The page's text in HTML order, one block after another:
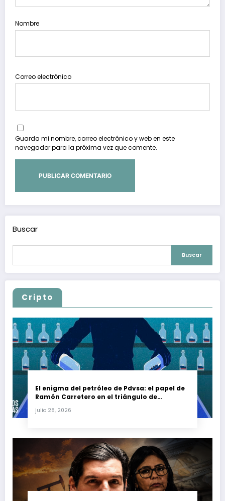
Nombre
Correo electrónico
Guarda mi nombre, correo electrónico y web en este
navegador para la próxima vez que comente.
Buscar
Buscar
Cripto
El enigma del petróleo de Pdvsa: el papel de
Ramón Carretero en el triángulo de
julio 28, 2026